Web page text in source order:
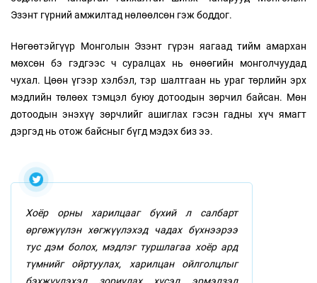
Эзэнт гүрний амжилтад нөлөөлсөн гэж боддог.
Нөгөөтэйгүүр Монголын Эзэнт гүрэн яагаад тийм амархан
мөхсөн бэ гэдгээс ч суралцах нь өнөөгийн монголчуудад
чухал. Цөөн үгээр хэлбэл, тэр шалтгаан нь ураг төрлийн эрх
мэдлийн төлөөх тэмцэл буюу дотоодын зөрчил байсан. Мөн
дотоодын энэхүү зөрчлийг ашиглах гэсэн гадны хүч ямагт
дэргэд нь отож байсныг бүгд мэдэх биз ээ.
Хоёр орны харилцааг бүхий л салбарт
өргөжүүлэн хөгжүүлэхэд чадах бүхнээрээ
тус дэм болох, мэдлэг туршлагаа хоёр ард
түмнийг ойртуулах, харилцан ойлголцлыг
бэхжүүлэхэд зориулах хүсэл эрмэлзэл